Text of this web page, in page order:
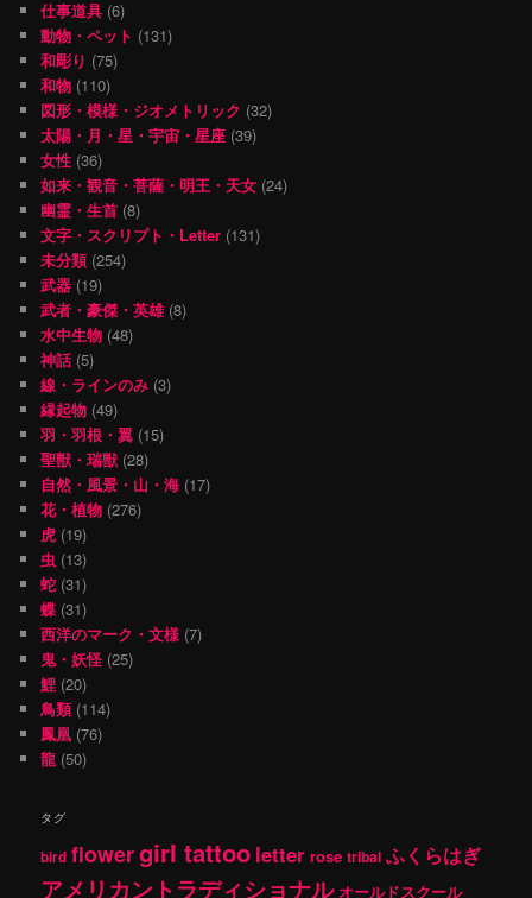
仕事道具 (6)
動物・ペット (131)
和彫り (75)
和物 (110)
図形・模様・ジオメトリック (32)
太陽・月・星・宇宙・星座 (39)
女性 (36)
如来・観音・菩薩・明王・天女 (24)
幽霊・生首 (8)
文字・スクリプト・Letter (131)
未分類(254)
武器 (19)
武者・豪傑・英雄(8)
水中生物 (48)
神話 (5)
線・ラインのみ (3)
縁起物 (49)
羽・羽根・翼 (15)
聖獣・瑞獣 (28)
自然・風景・山・海 (17)
花・植物 (276)
虎 (19)
虫 (13)
蛇 (31)
蝶 (31)
西洋のマーク・文様 (7)
鬼・妖怪 (25)
鯉 (20)
鳥類(114)
鳳凰 (76)
龍 (50)
タグ
bird flowergirl tattoo letter rose tribal ふくらはぎ
アメリカントラディショナル オールドスクール